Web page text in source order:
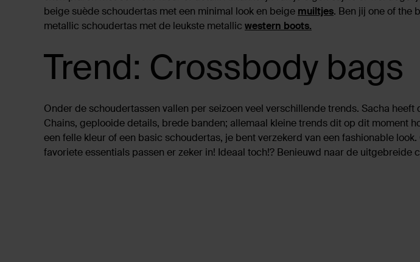
beige suède schoudertas met een minimal look en beige muiltjes. Ben jij one of the
metallic schoudertas met de leukste metallic western boots.
Trend: Crossbody bags
Onder de schoudertassen vallen per seizoen veel verschillende trends. Sacha
Chains, geplooide details, brede banden; allemaal kleine trends dit op dit moment
een felle kleur of een basic schoudertas, je bent verzekerd van een fashionable
favoriete essentials passen er zeker in! Ideaal toch!? Benieuwd naar de uitgebreide